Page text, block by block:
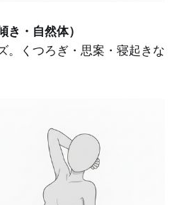
・自然体）
。くつろぎ・思案・寝起きな